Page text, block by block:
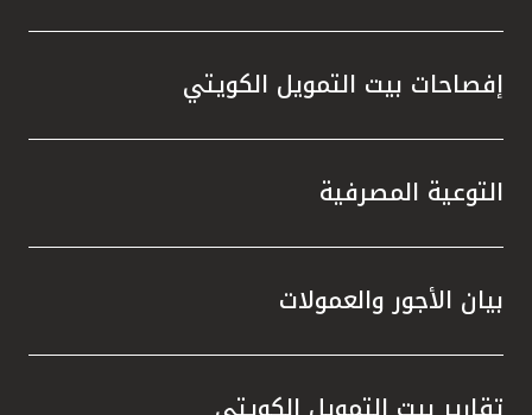
إفصاحات بيت التمويل الكويتي
التوعية المصرفية
بيان الأجور والعمولات